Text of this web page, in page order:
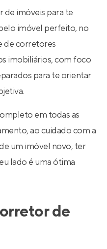
de imóveis para te
imóvel perfeito, no
de corretores
imobiliários, com foco
para te orientar
em todas as
ao cuidado com a
um imóvel novo, ter
lado é uma ótima
de